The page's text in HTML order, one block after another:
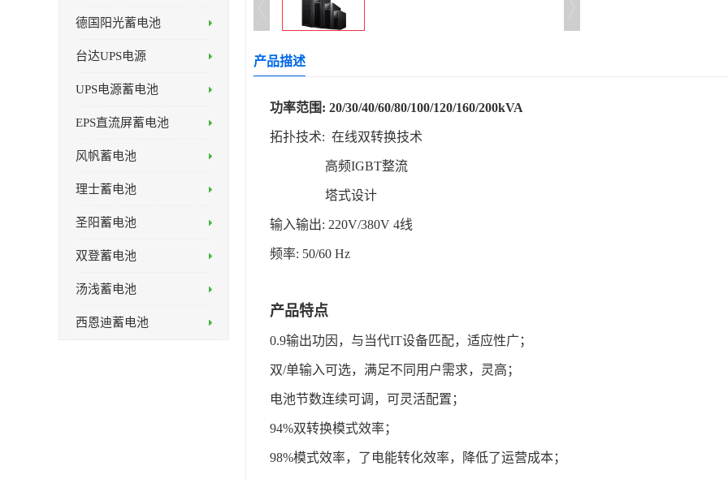
德国阳光蓄电池
台达UPS电源
UPS电源蓄电池
EPS直流屏蓄电池
风帆蓄电池
理士蓄电池
圣阳蓄电池
双登蓄电池
汤浅蓄电池
西恩迪蓄电池
产品描述
功率范围: 20/30/40/60/80/100/120/160/200kVA
拓扑技术: 在线双转换技术
高频IGBT整流
塔式设计
输入输出: 220V/380V 4线
频率: 50/60 Hz
产品特点
0.9输出功因，与当代IT设备匹配，适应性广；
双/单输入可选，满足不同用户需求，灵高；
电池节数连续可调，可灵活配置；
94%双转换模式效率；
98%模式效率，了电能转化效率，降低了运营成本；